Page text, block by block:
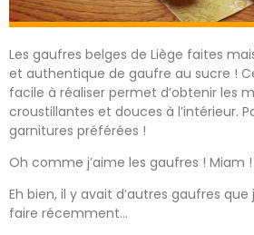
Les gaufres belges de Liège faites
et authentique de gaufre au sucre !
facile à réaliser permet d’obtenir les
croustillantes et douces à l’intérieur.
garnitures préférées !
Oh comme j’aime les gaufres ! Miam !
Eh bien, il y avait d’autres gaufres
faire récemment…